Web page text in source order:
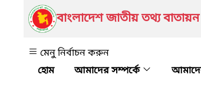
বাংলাদেশ জাতীয় তথ্য বাতায়ন
মেনু নির্বাচন করুন
আমাদের সম্পর্কে